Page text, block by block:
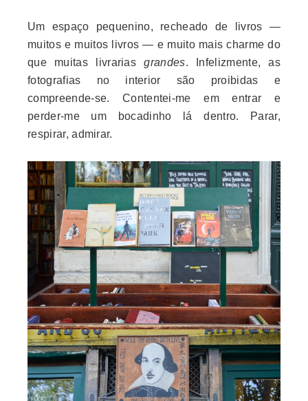
Um espaço pequenino, recheado de livros —
muitos e muitos livros — e muito mais charme do
que muitas livrariasgrandes. Infelizmente, as
fotografias no interior são proibidas e
compreende-se. Contentei-me em entrar e
perder-me um bocadinho lá dentro. Parar,
respirar, admirar.